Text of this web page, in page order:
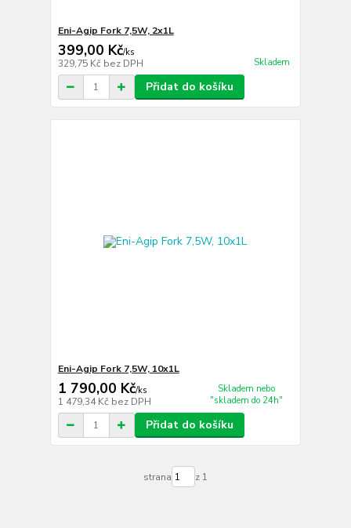
Eni-Agip Fork 7,5W, 2x1L
399,00 Kč/ks
329,75 Kč bez DPH Skladem
Přidat do košíku
Eni-Agip Fork 7,5W, 10x1L
1 790,00 Kč/ks
1 479,34 Kč bez DPH
Skladem nebo
"skladem do 24h"
Přidat do košíku
strana z 1